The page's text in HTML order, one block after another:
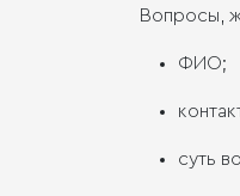
Вопросы,
ФИО;
суть